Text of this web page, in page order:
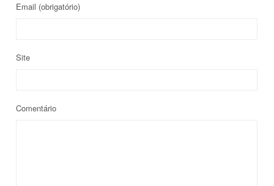
Email (obrigatório)
Site
Comentário